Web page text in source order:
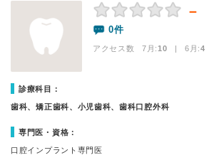
－
0件
アクセス数 7月:10 | 6月:4
診療科目：
歯科、矯正歯科、小児歯科、歯科口腔外科
専門医・資格：
口腔インプラント専門医